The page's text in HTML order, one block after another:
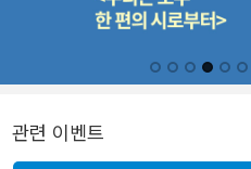
관련 이벤트